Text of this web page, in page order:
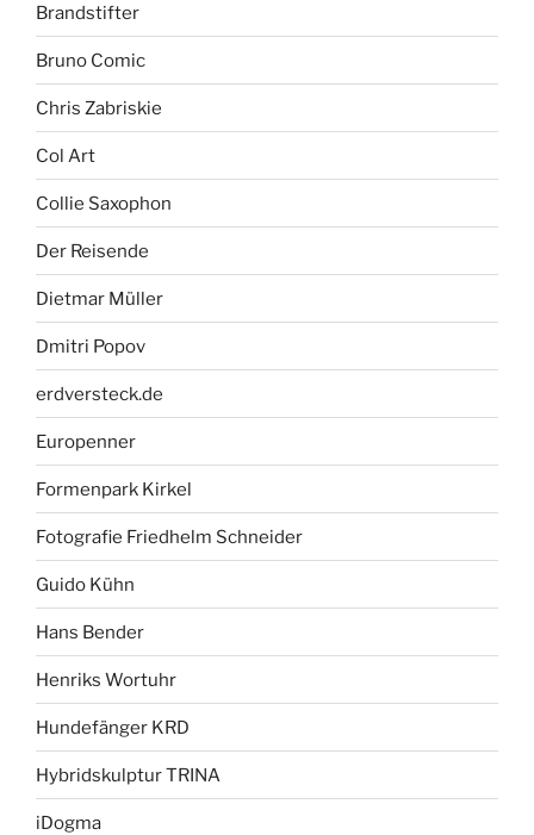
Brandstifter
Bruno Comic
Chris Zabriskie
Col Art
Collie Saxophon
Der Reisende
Dietmar Müller
Dmitri Popov
erdversteck.de
Europenner
Formenpark Kirkel
Fotografie Friedhelm Schneider
Guido Kühn
Hans Bender
Henriks Wortuhr
Hundefänger KRD
Hybridskulptur TRINA
iDogma